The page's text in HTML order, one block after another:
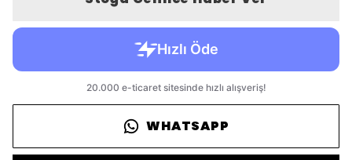
WHATSAPP